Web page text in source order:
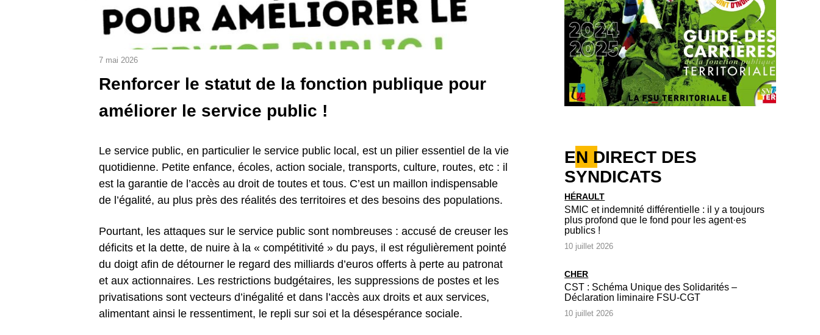
7 mai 2026
Renforcer le statut de la fonction publique pour
améliorer le service public !
Le service public, en particulier le service public local, est un pilier essentiel de la vie
quotidienne. Petite enfance, écoles, action sociale, transports, culture, routes, etc : il
est la garantie de l’accès au droit de toutes et tous. C’est un maillon indispensable
de l’égalité, au plus près des réalités des territoires et des besoins des populations.
Pourtant, les attaques sur le service public sont nombreuses : accusé de creuser les
déficits et la dette, de nuire à la « compétitivité » du pays, il est régulièrement pointé
du doigt afin de détourner le regard des milliards d’euros offerts à perte au patronat
et aux actionnaires. Les restrictions budgétaires, les suppressions de postes et les
privatisations sont vecteurs d’inégalité et dans l’accès aux droits et aux services,
alimentant ainsi le ressentiment, le repli sur soi et la désespérance sociale.
EN DIRECT DES
SYNDICATS
HÉRAULT
SMIC et indemnité différentielle : il y a toujours
plus profond que le fond pour les agent·es
publics !
10 juillet 2026
CHER
CST : Schéma Unique des Solidarités –
Déclaration liminaire FSU-CGT
10 juillet 2026